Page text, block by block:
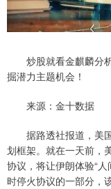
炒股就看金麒麟分析
掘潜力主题机会！
来源：金十数据
据路透社报道，美国
划框架。就在一天前，
协议，将让伊朗体验“
时停火协议的一部分，